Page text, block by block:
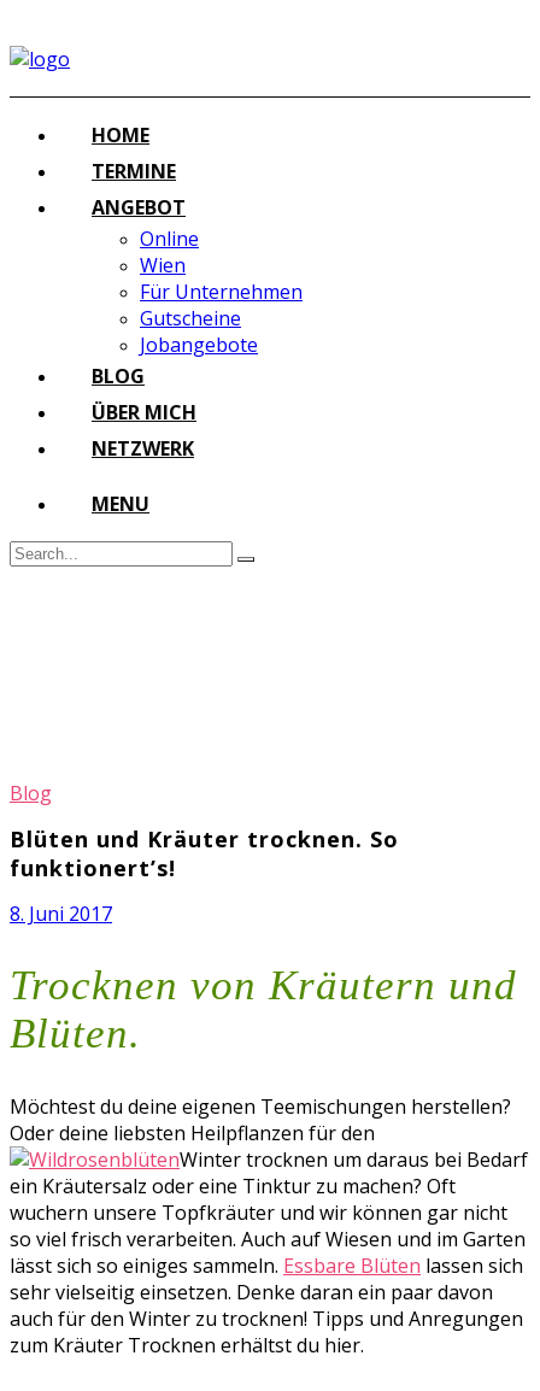
HOME
TERMINE
ANGEBOT
Online
Wien
Für Unternehmen
Gutscheine
Jobangebote
BLOG
ÜBER MICH
NETZWERK
MENU
Blog
Blüten und Kräuter trocknen. So
funktionert’s!
8. Juni 2017
Trocknen von Kräutern und
Blüten.
Möchtest du deine eigenen Teemischungen herstellen?
Oder deine liebsten Heilpflanzen für den
Winter trocknen um daraus bei Bedarf
ein Kräutersalz oder eine Tinktur zu machen? Oft
wuchern unsere Topfkräuter und wir können gar nicht
so viel frisch verarbeiten. Auch auf Wiesen und im Garten
lässt sich so einiges sammeln. Essbare Blüten lassen sich
sehr vielseitig einsetzen. Denke daran ein paar davon
auch für den Winter zu trocknen! Tipps und Anregungen
zum Kräuter Trocknen erhältst du hier.